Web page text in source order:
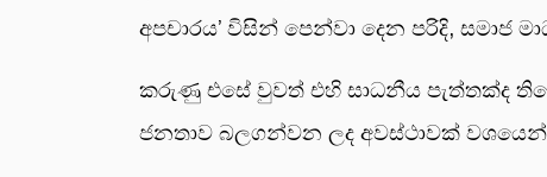
අපචාරය’ විසින් පෙන්වා දෙන පරිදි,
කරුණු එසේ වුවත් එහි සාධනීය පැත්තක්ද
ජනතාව බලගන්වන ලද අවස්ථාවක් වශයෙන්